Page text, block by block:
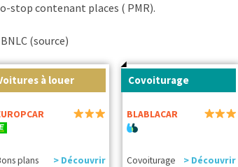
stop contenant places ( PMR).
(source)
à louer
plans
> Découvrir
Covoiturage
BLABLACAR
Covoiturage
> Découvrir